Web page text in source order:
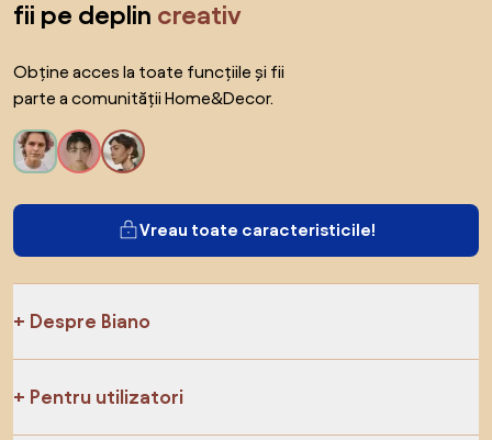
fii pe deplin creativ
Obține acces la toate funcțiile și fii
parte a comunității Home&Decor.
Vreau toate caracteristicile!
Despre Biano
Pentru utilizatori